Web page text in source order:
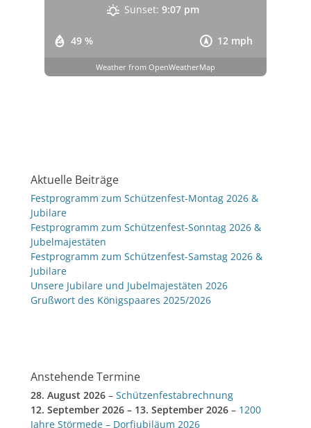
49 % 12 mph
Sunset: 9:07 pm
Weather from OpenWeatherMap
Aktuelle Beiträge
Festprogramm zum Schützenfest-Montag 2026 &
Jubilare
Festprogramm zum Schützenfest-Sonntag 2026 &
Jubelmajestäten
Festprogramm zum Schützenfest-Samstag 2026 &
Jubilare
Unsere Jubilare und Jubelmajestäten 2026
Grußwort des Königspaares 2025/2026
Anstehende Termine
28. August 2026 – Schützenfestabrechnung
12. September 2026 – 13. September 2026 – 1200
Jahre Störmede – Dorfjubiläum 2026